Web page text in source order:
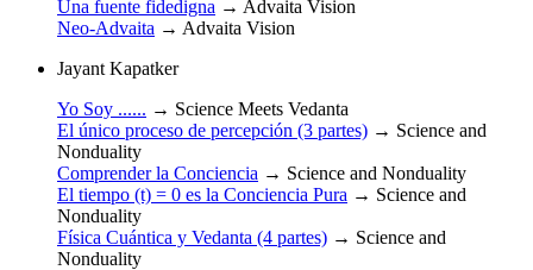
Una fuente fidedigna → Advaita Vision
Neo-Advaita → Advaita Vision
Jayant Kapatker
Yo Soy ...... → Science Meets Vedanta
El único proceso de percepción (3 partes) → Science and
Nonduality
Comprender la Conciencia → Science and Nonduality
El tiempo (t) = 0 es la Conciencia Pura → Science and
Nonduality
Física Cuántica y Vedanta (4 partes) → Science and
Nonduality